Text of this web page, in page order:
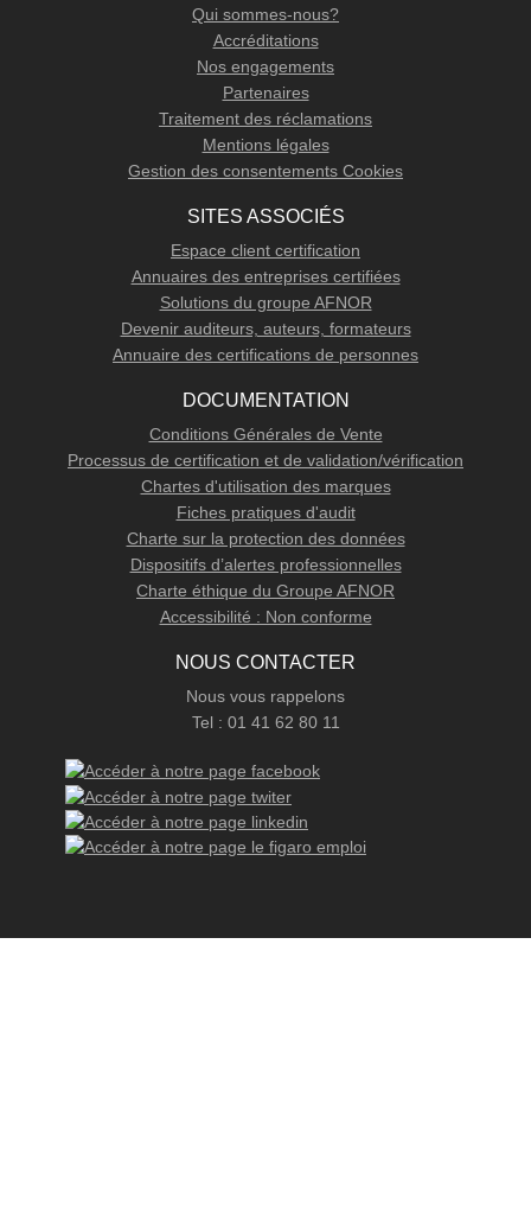
Qui sommes-nous?
Accréditations
Nos engagements
Partenaires
Traitement des réclamations
Mentions légales
Gestion des consentements Cookies
SITES ASSOCIÉS
Espace client certification
Annuaires des entreprises certifiées
Solutions du groupe AFNOR
Devenir auditeurs, auteurs, formateurs
Annuaire des certifications de personnes
DOCUMENTATION
Conditions Générales de Vente
Processus de certification et de validation/vérification
Chartes d'utilisation des marques
Fiches pratiques d'audit
Charte sur la protection des données
Dispositifs d’alertes professionnelles
Charte éthique du Groupe AFNOR
Accessibilité : Non conforme
NOUS CONTACTER
Nous vous rappelons
Tel : 01 41 62 80 11